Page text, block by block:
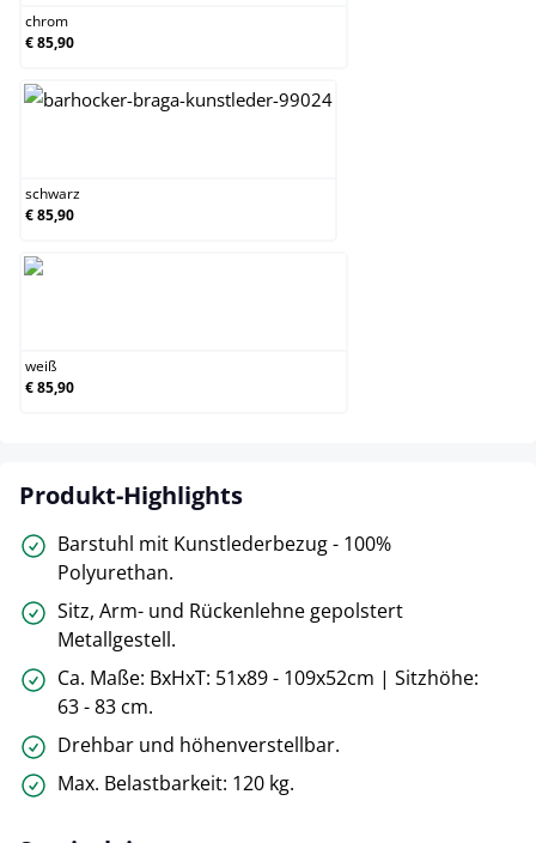
chrom
€ 85,90
schwarz
€ 85,90
weiß
€ 85,90
Produkt-Highlights
Barstuhl mit Kunstlederbezug - 100%
Polyurethan.
Sitz, Arm- und Rückenlehne gepolstert
Metallgestell.
Ca. Maße: BxHxT: 51x89 - 109x52cm | Sitzhöhe:
63 - 83 cm.
Drehbar und höhenverstellbar.
Max. Belastbarkeit: 120 kg.